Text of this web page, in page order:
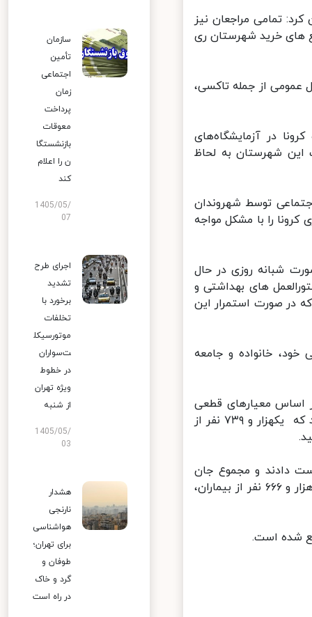
تمامی مراجعان نیز
های خرید شهرستان ری
از جمله تاکسی،
در آزمایشگاه‌های
شهرستان به لحاظ
توسط شهروندان
را با مشکل مواجه
شبانه روزی در حال
های بهداشتی و
در صورت استمرار این
خانواده و جامعه
از وزارت بهداشت: از دیروز تا امروز ۲۱ تیر ۱۳۹۹ و بر اساس معیارهای قطعی
تشخیصی، ۲ هزار و ۳۹۷ بیمار جدید مبتلا به کووید۱۹ در کشور شناسایی شد که یکهزار و ۷۳۹ نفر از
کووید۱۹ جان خود را از دست دادند و مجموع جان
باختگان این بیماری به ۱۲ هزار و ۶۳۵ نفر رسید و خوشبختانه تا کنون ۲۱۷ هزار و ۶۶۶ نفر از بیماران،
شده است.
سازمان
تأمین
اجتماعی
زمان
پرداخت
معوقات
بازنشستگا
ن را اعلام
کند
1405/05/
07
اجرای طرح
تشدید
برخورد با
تخلفات
موتورسیکل
ت‌سواران
در خطوط
ویژه تهران
از شنبه
1405/05/
03
هشدار
نارنجی
هواشناسی
برای تهران؛
طوفان و
گرد و خاک
در راه است